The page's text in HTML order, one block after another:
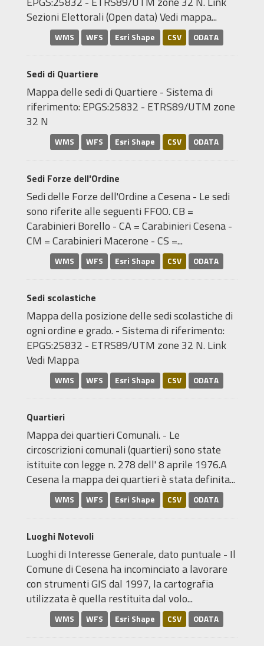
Sezioni Elettorali (Open data) Vedi mappa...
WMS WFS Esri Shape CSV ODATA
Sedi di Quartiere
Mappa delle sedi di Quartiere - Sistema di
riferimento: EPGS:25832 - ETRS89/UTM zone
32 N
WMS WFS Esri Shape CSV ODATA
Sedi Forze dell'Ordine
Sedi delle Forze dell'Ordine a Cesena - Le sedi
sono riferite alle seguenti FFOO. CB =
Carabinieri Borello - CA = Carabinieri Cesena -
CM = Carabinieri Macerone - CS =...
WMS WFS Esri Shape CSV ODATA
Sedi scolastiche
Mappa della posizione delle sedi scolastiche di
ogni ordine e grado. - Sistema di riferimento:
EPGS:25832 - ETRS89/UTM zone 32 N. Link
Vedi Mappa
WMS WFS Esri Shape CSV ODATA
Quartieri
Mappa dei quartieri Comunali. - Le
circoscrizioni comunali (quartieri) sono state
istituite con legge n. 278 dell' 8 aprile 1976.A
Cesena la mappa dei quartieri è stata definita...
WMS WFS Esri Shape CSV ODATA
Luoghi Notevoli
Luoghi di Interesse Generale, dato puntuale - Il
Comune di Cesena ha incominciato a lavorare
con strumenti GIS dal 1997, la cartografia
utilizzata è quella restituita dal volo...
WMS WFS Esri Shape CSV ODATA